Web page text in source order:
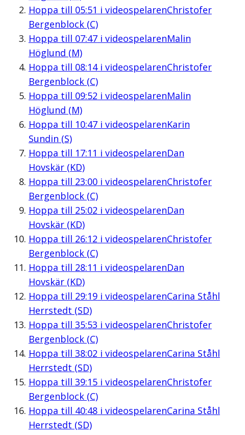
Hoppa till 05:51 i videospelarenChristofer
Bergenblock (C)
Hoppa till 07:47i videospelarenMalin
Höglund (M)
Hoppa till 08:14i videospelarenChristofer
Bergenblock (C)
Hoppa till 09:52 i videospelarenMalin
Höglund (M)
Hoppa till 10:47i videospelarenKarin
Sundin (S)
Hoppa till 17:11 i videospelarenDan
Hovskär (KD)
Hoppa till 23:00i videospelarenChristofer
Bergenblock (C)
Hoppa till 25:02 i videospelarenDan
Hovskär (KD)
Hoppa till 26:12 i videospelarenChristofer
Bergenblock (C)
Hoppa till 28:11 i videospelarenDan
Hovskär (KD)
Hoppa till 29:19i videospelarenCarina Ståhl
Herrstedt (SD)
Hoppa till 35:53 i videospelarenChristofer
Bergenblock (C)
Hoppa till 38:02 i videospelarenCarina Ståhl
Herrstedt (SD)
Hoppa till 39:15i videospelarenChristofer
Bergenblock (C)
Hoppa till 40:48i videospelarenCarina Ståhl
Herrstedt (SD)